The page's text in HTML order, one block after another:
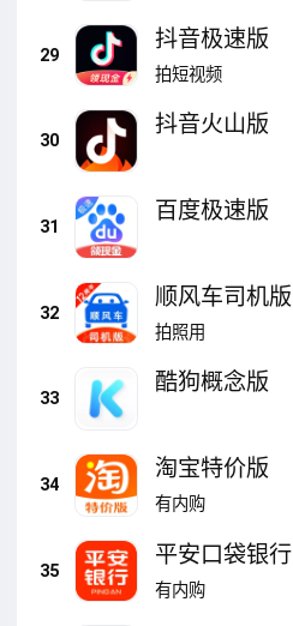
29
抖音极速版
拍短视频
30
抖音火山版
31
百度极速版
32
顺风车司机版
拍照用
33
酷狗概念版
34
淘宝特价版
有内购
35
平安口袋银行
有内购